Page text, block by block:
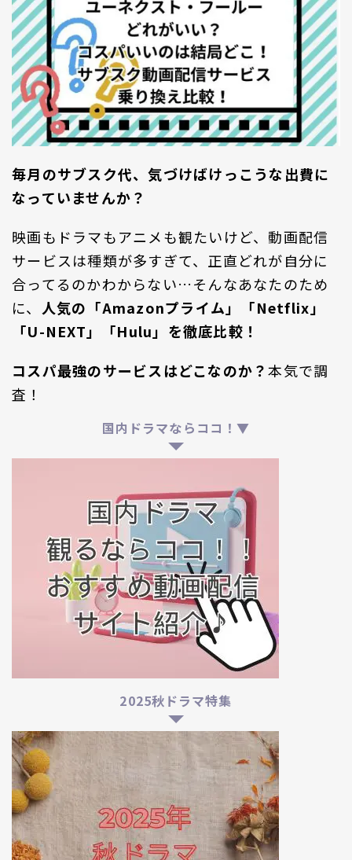
毎月のサブスク代、気づけばけっこうな出費に
なっていませんか？
映画もドラマもアニメも観たいけど、動画配信
サービスは種類が多すぎて、正直どれが自分に
合ってるのかわからない…そんなあなたのため
に、 人気の「Amazonプライム」「Netflix」
「U-NEXT」「Hulu」を徹底比較！
コスパ最強のサービスはどこなのか？本気で調
査！
国内ドラマならココ！▼
2025秋ドラマ特集